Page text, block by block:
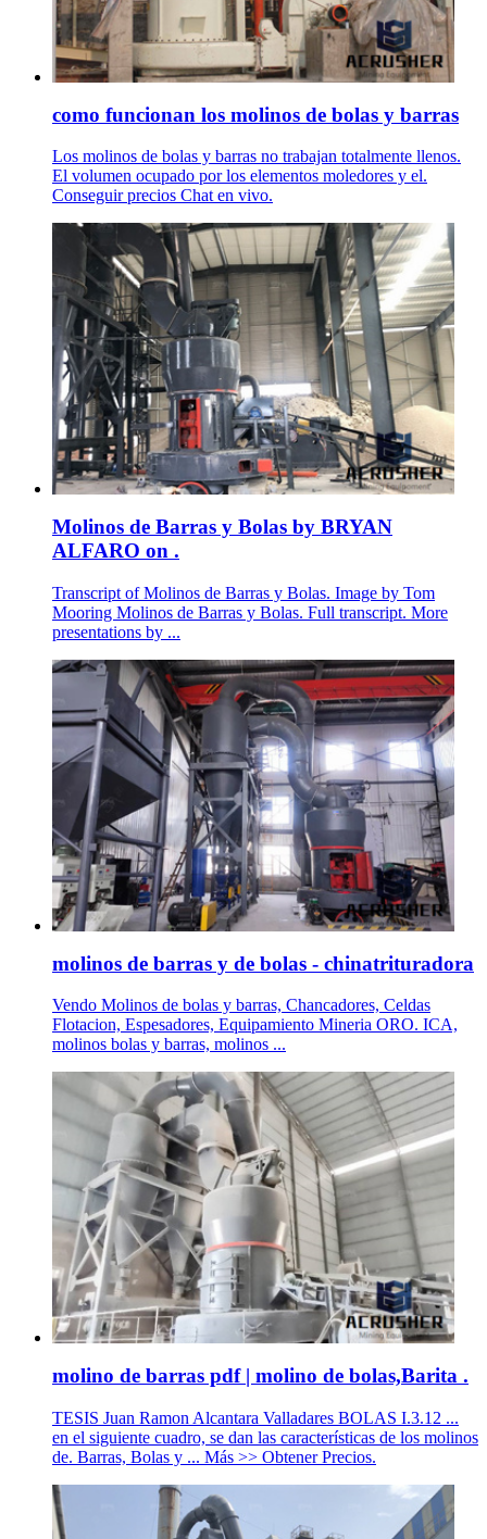
como funcionan los molinos de bolas y barras
Los molinos de bolas y barras no trabajan totalmente llenos.
El volumen ocupado por los elementos moledores y el.
Conseguir precios Chat en vivo.
Molinos de Barras y Bolas by BRYAN
ALFARO on .
Transcript of Molinos de Barras y Bolas. Image by Tom
Mooring Molinos de Barras y Bolas. Full transcript. More
presentations by ...
molinos de barras y de bolas - chinatrituradora
Vendo Molinos de bolas y barras, Chancadores, Celdas
Flotacion, Espesadores, Equipamiento Mineria ORO. ICA,
molinos bolas y barras, molinos ...
molino de barras pdf | molino de bolas,Barita .
TESIS Juan Ramon Alcantara Valladares BOLAS I.3.12 ...
en el siguiente cuadro, se dan las características de los molinos
de. Barras, Bolas y ... Más >> Obtener Precios.